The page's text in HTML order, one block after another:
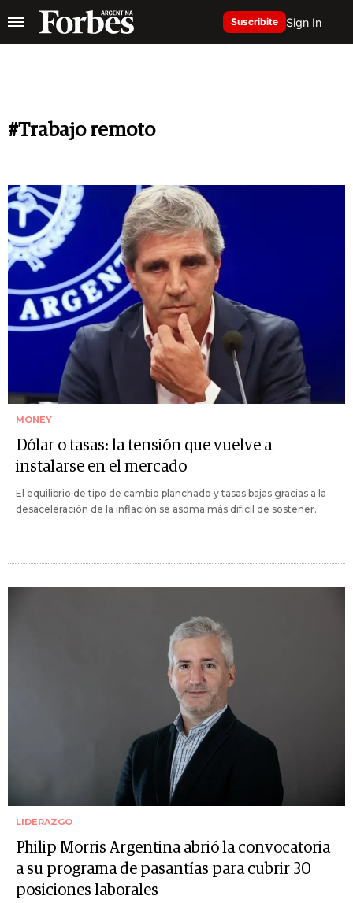
Suscribite Sign In
#Trabajo remoto
MONEY
Dólar o tasas: la tensión que vuelve a
instalarse en el mercado
El equilibrio de tipo de cambio planchado y tasas bajas gracias a la
desaceleración de la inflación se asoma más difícil de sostener.
LIDERAZGO
Philip Morris Argentina abrió la convocatoria
a su programa de pasantías para cubrir 30
posiciones laborales